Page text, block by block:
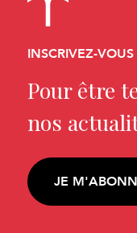
INSCRIVEZ-
Pour être
nos
JE